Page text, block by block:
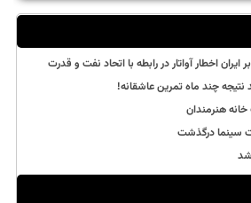
ایران اخطار آواتار در رابطه با اتحاد نفت و قدرت
چند ماه تمرین عاشقانه!
هنرمندان
سینما درگذشت
شد